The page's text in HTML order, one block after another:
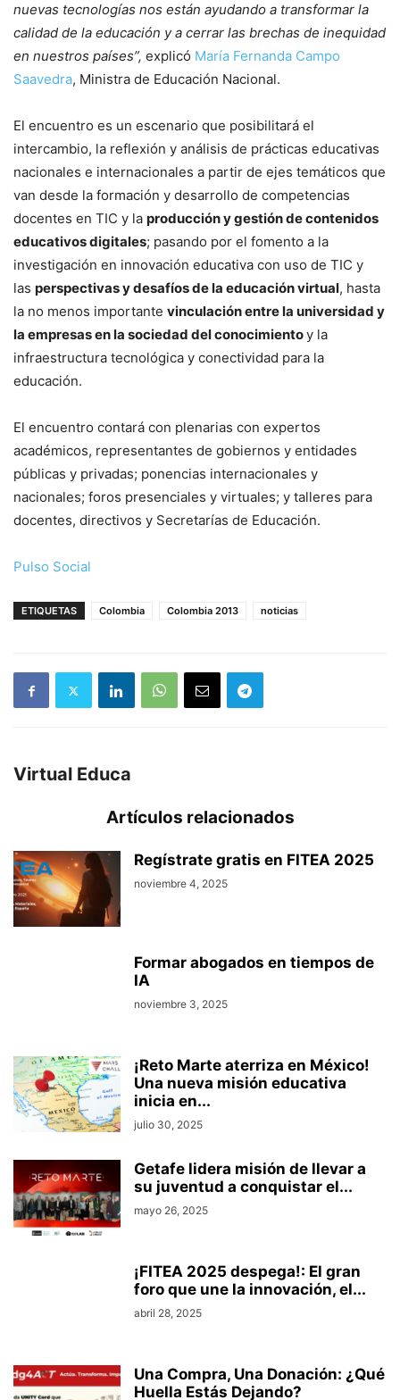
nuevas tecnologías nos están ayudando a transformar la
calidad de la educación y a cerrar las brechas de inequidad
en nuestros países”, explicó María Fernanda Campo
Saavedra, Ministra de Educación Nacional.
El encuentro es un escenario que posibilitará el
intercambio, la reflexión y análisis de prácticas educativas
nacionales e internacionales a partir de ejes temáticos que
van desde la formación y desarrollo de competencias
docentes en TIC y la producción y gestión de contenidos
educativos digitales; pasando por el fomento a la
investigación en innovación educativa con uso de TIC y
las perspectivas y desafíos de la educación virtual, hasta
la no menos importante vinculación entre la universidad y
la empresas en la sociedad del conocimientoy la
infraestructura tecnológica y conectividad para la
educación.
El encuentro contará con plenarias con expertos
académicos, representantes de gobiernos y entidades
públicas y privadas; ponencias internacionales y
nacionales; foros presenciales y virtuales; y talleres para
docentes, directivos y Secretarías de Educación.
Pulso Social
ETIQUETAS Colombia Colombia 2013 noticias
Virtual Educa
Artículos relacionados
Regístrate gratis en FITEA 2025
noviembre 4, 2025
Formar abogados en tiempos de
IA
noviembre 3, 2025
¡Reto Marte aterriza en México!
Una nueva misión educativa
inicia en...
julio 30, 2025
Getafe lidera misión de llevar a
su juventud a conquistar el...
mayo 26, 2025
¡FITEA 2025 despega!: El gran
foro que une la innovación, el...
abril 28, 2025
Una Compra, Una Donación: ¿Qué
Huella Estás Dejando?